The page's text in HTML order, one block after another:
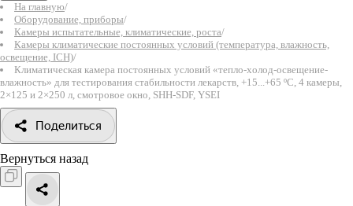
На главную/
Оборудование, приборы/
Камеры испытательные, климатические, роста/
Камеры климатические постоянных условий (температура, влажность,
освещение, ICH)/
Климатическая камера постоянных условий «тепло-холод-освещение-
влажность» для тестирования стабильности лекарств, +15...+65 ºC, 4 камеры,
2×125 и 2×250 л, смотровое окно, SHH-SDF, YSEI
Поделиться
Вернуться назад